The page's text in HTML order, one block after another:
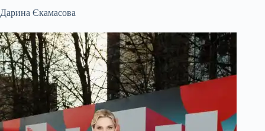
Дарина Єкамасова